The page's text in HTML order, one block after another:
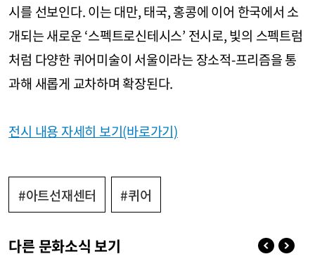
시를 선보인다. 이는 대만, 태국, 홍콩에 이어 한국에서 소
개되는 새로운 ‘스펙트로신테시스’ 전시로, 빛의 스펙트럼
처럼 다양한 퀴어미술이 서울이라는 장소적-프리즘을 통
과해 새롭게 교차하며 확장된다.
전시 내용 자세히 보기(바로가기)
#아트선재센터 #퀴어
다른 문화소식 보기